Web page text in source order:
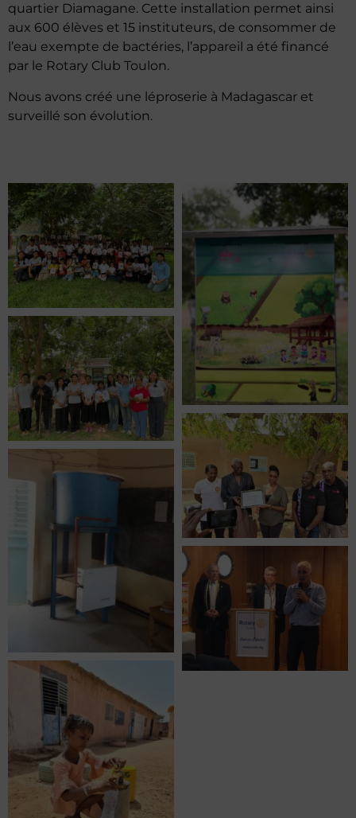
quartier Diamagane. Cette installation permet ainsi
aux 600 élèves et 15 instituteurs, de consommer de
l’eau exempte de bactéries, l’appareil a été financé
par le Rotary Club Toulon.
Nous avons créé une léproserie à Madagascar et
surveillé son évolution.